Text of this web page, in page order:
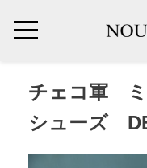
チェコ軍 ミ
シューズ